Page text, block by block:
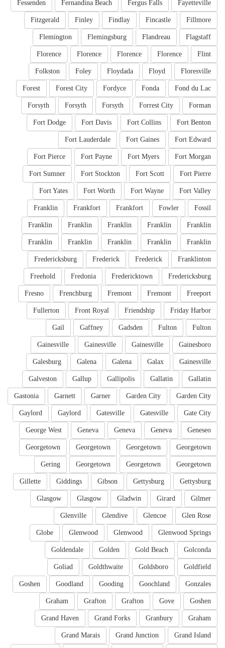
Fayetteville
Fergus Falls
Fernandina Beach
Fessenden
Fillmore
Fincastle
Findlay
Finley
Fitzgerald
Flagstaff
Flandreau
Flemingsburg
Flemington
Flint
Florence
Florence
Florence
Florence
Floresville
Floyd
Floydada
Foley
Folkston
Fond du Lac
Fonda
Fordyce
Forest City
Forest
Forman
Forrest City
Forsyth
Forsyth
Forsyth
Fort Benton
Fort Collins
Fort Davis
Fort Dodge
Fort Edward
Fort Gaines
Fort Lauderdale
Fort Morgan
Fort Myers
Fort Payne
Fort Pierce
Fort Pierre
Fort Scott
Fort Stockton
Fort Sumner
Fort Valley
Fort Wayne
Fort Worth
Fort Yates
Fossil
Fowler
Frankfort
Frankfort
Franklin
Franklin
Franklin
Franklin
Franklin
Franklin
Franklin
Franklin
Franklin
Franklin
Franklin
Franklinton
Frederick
Frederick
Fredericksburg
Fredericksburg
Fredericktown
Fredonia
Freehold
Freeport
Fremont
Fremont
Frenchburg
Fresno
Friday Harbor
Friendship
Front Royal
Fullerton
Fulton
Fulton
Gadsden
Gaffney
Gail
Gainesboro
Gainesville
Gainesville
Gainesville
Gainesville
Galax
Galena
Galena
Galesburg
Gallatin
Gallatin
Gallipolis
Gallup
Galveston
Garden City
Garden City
Garner
Garnett
Gastonia
Gate City
Gatesville
Gatesville
Gaylord
Gaylord
Geneseo
Geneva
Geneva
Geneva
George West
Georgetown
Georgetown
Georgetown
Georgetown
Georgetown
Georgetown
Georgetown
Gering
Gettysburg
Gettysburg
Gibson
Giddings
Gillette
Gilmer
Girard
Gladwin
Glasgow
Glasgow
Glen Rose
Glencoe
Glendive
Glenville
Glenwood Springs
Glenwood
Glenwood
Globe
Golconda
Gold Beach
Golden
Goldendale
Goldfield
Goldsboro
Goldthwaite
Goliad
Gonzales
Goochland
Gooding
Goodland
Goshen
Goshen
Gove
Grafton
Grafton
Graham
Graham
Granbury
Grand Forks
Grand Haven
Grand Island
Grand Junction
Grand Marais